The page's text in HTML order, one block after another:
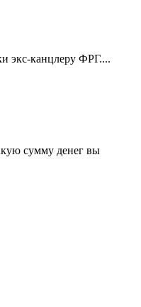
экс-канцлеру ФРГ....
сумму денег вы